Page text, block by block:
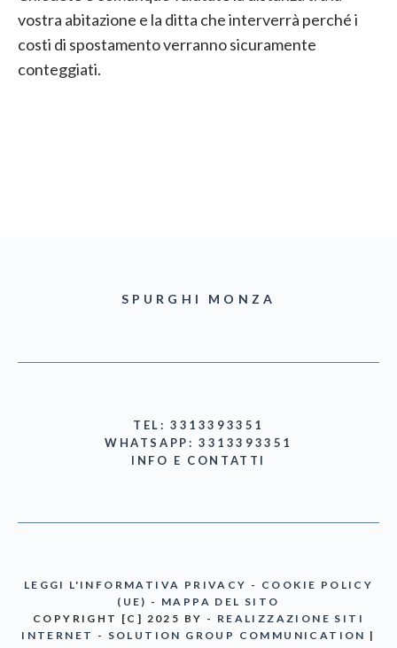
vostra abitazione e la ditta che interverrà perché i
costi di spostamento verranno sicuramente
conteggiati.
SPURGHI MONZA
TEL: 3313393351
WHATSAPP: 3313393351
INFO E CONTATTI
LEGGI L'INFORMATIVA PRIVACY - COOKIE POLICY
(UE) - MAPPA DEL SITO
COPYRIGHT [C] 2025 BY - REALIZZAZIONE SITI
INTERNET - SOLUTION GROUP COMMUNICATION |